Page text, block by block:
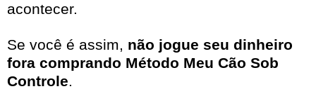
acontecer.
Se você é assim, não jogue seu dinheiro
fora comprando Método Meu Cão Sob
Controle.